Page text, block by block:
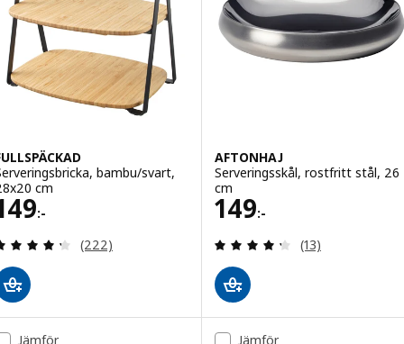
bambu/svart,
cm
:-
149:-
Recensera: 4.3 utav 5 stjärnor. Totalt antal
(222)
AFTONHAJ
Serveringsskål, rostfritt stål, 26
cm
149:-
Pris 149:-
Recensera:
(13)
Jämför Jämför